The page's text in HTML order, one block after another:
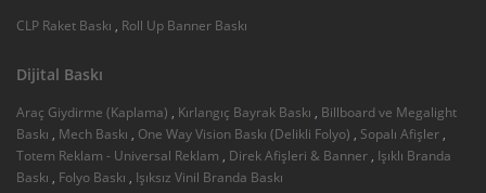
CLP Raket Baskı , Roll Up Banner Baskı
Dijital Baskı
Araç Giydirme (Kaplama) , Kırlangıç Bayrak Baskı , Billboard ve Megalight
Baskı , Mech Baskı , One Way Vision Baskı (Delikli Folyo) , Sopalı Afişler ,
Totem Reklam - Universal Reklam , Direk Afişleri & Banner , Işıklı Branda
Baskı , Folyo Baskı , Işıksız Vinil Branda Baskı